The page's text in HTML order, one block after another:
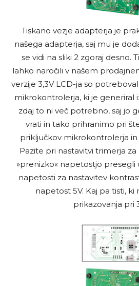
Tiskano vezje adapterja je
našega adapterja, saj mu je
se vidi na sliki 2 zgoraj desno.
lahko naročili v našem
verzije 3,3V LCD-ja so
mikrokontrolerja, ki je generiral
zdaj to ni več potrebno, saj jo
vrati in tako prihranimo pri
priključkov mikrokontrolerja
Pazite pri nastavitvi trimerja
»prenizko« napetostjo presegli
napetosti za nastavitev
napetost 5V. Kaj pa tisti,
prikazovanja pri